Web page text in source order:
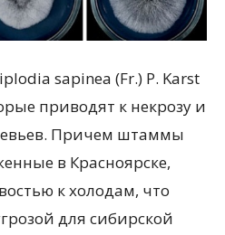
sapinea (Fr.) P. Karst
приводят к некрозу и
Причем штаммы
в Красноярске,
к холодам, что
для сибирской